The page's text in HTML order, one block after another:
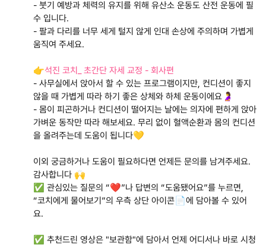
- 붓기 예방과 체력의 유지를 위해 유산소 운동도 산전 운동에 필
수 입니다.
- 팔과 다리를 너무 세게 털지 않게 인대 손상에 주의하며 가볍게
움직여 주세요.
👉석진 코치_ 초간단 자세 교정 - 회사편
- 사무실에서 앉아서 할 수 있는 프로그램이지만, 컨디션이 좋지
않을 때 가볍게 따라 하기 좋은 상체와 하체 운동이에요🤰
- 몸이 피곤하거나 컨디션이 떨어지는 날에는 의자에 편하게 앉아
가벼운 동작만 따라 해보세요. 무리 없이 혈액순환과 몸의 컨디션
을 올려주는데 도움이 됩니다💛
이외 궁금하거나 도움이 필요하다면 언제든 문의를 남겨주세요.
감사합니다 🙌
✅ 관심있는 질문의 “❤️”나 답변의 “도움됐어요”를 누르면,
“코치에게 물어보기”의 우측 상단 아이콘📄에 담아볼 수 있어
요.
✅ 추천드린 영상은 "보관함"에 담아서 언제 어디서나 바로 시청